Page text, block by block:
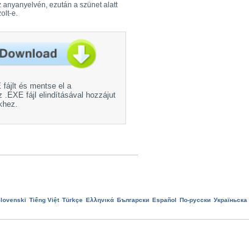
ezután a szünet alatt
e.
fájlt és mentse el a
.EXE fájl elindításával hozzájut
Tiếng Việt Türkçe Ελληνικά Български Еspañol По-русски Україньска